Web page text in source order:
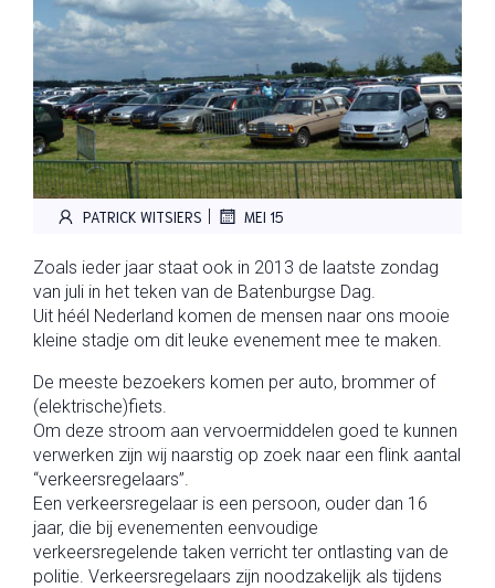
PATRICK WITSIERS | MEI 15
Zoals ieder jaar staat ook in 2013 de laatste zondag
van juli in het teken van de Batenburgse Dag.
Uit héél Nederland komen de mensen naar ons mooie
kleine stadje om dit leuke evenement mee te maken.
De meeste bezoekers komen per auto, brommer of
(elektrische)fiets.
Om deze stroom aan vervoermiddelen goed te kunnen
verwerken zijn wij naarstig op zoek naar een flink aantal
“verkeersregelaars”.
Een verkeersregelaar is een persoon, ouder dan 16
jaar, die bij evenementen eenvoudige
verkeersregelende taken verricht ter ontlasting van de
politie. Verkeersregelaars zijn noodzakelijk als tijdens